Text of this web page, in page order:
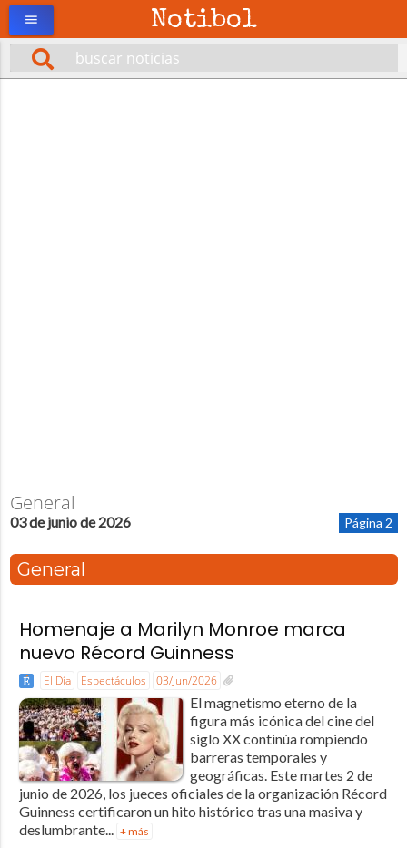
Notibol
menu
General
03 de junio de 2026 Página 2
General
Homenaje a Marilyn Monroe marca
nuevo Récord Guinness
El Día Espectáculos 03/Jun/2026
El magnetismo eterno de la
figura más icónica del cine del
siglo XX continúa rompiendo
barreras temporales y
geográficas. Este martes 2 de
junio de 2026, los jueces oficiales de la organización Récord
Guinness certificaron un hito histórico tras una masiva y
deslumbrante...
+ más